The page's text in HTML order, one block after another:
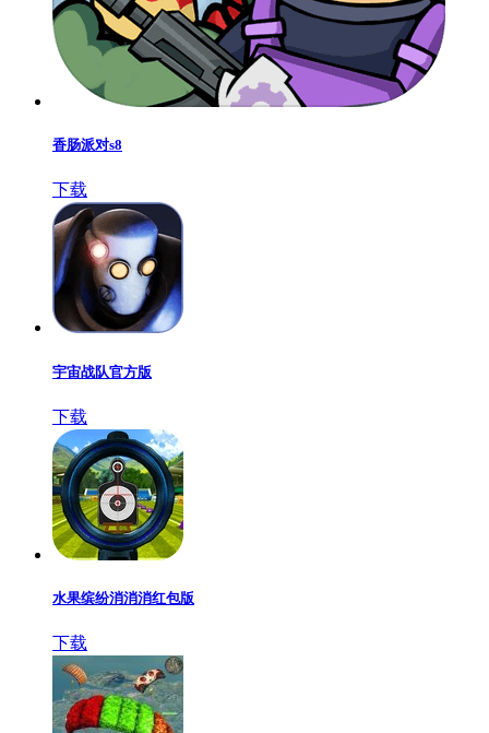
香肠派对s8
下载
宇宙战队官方版
下载
水果缤纷消消消红包版
下载